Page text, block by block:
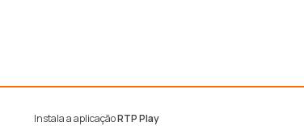
Instala a aplicaçãoRTP Play